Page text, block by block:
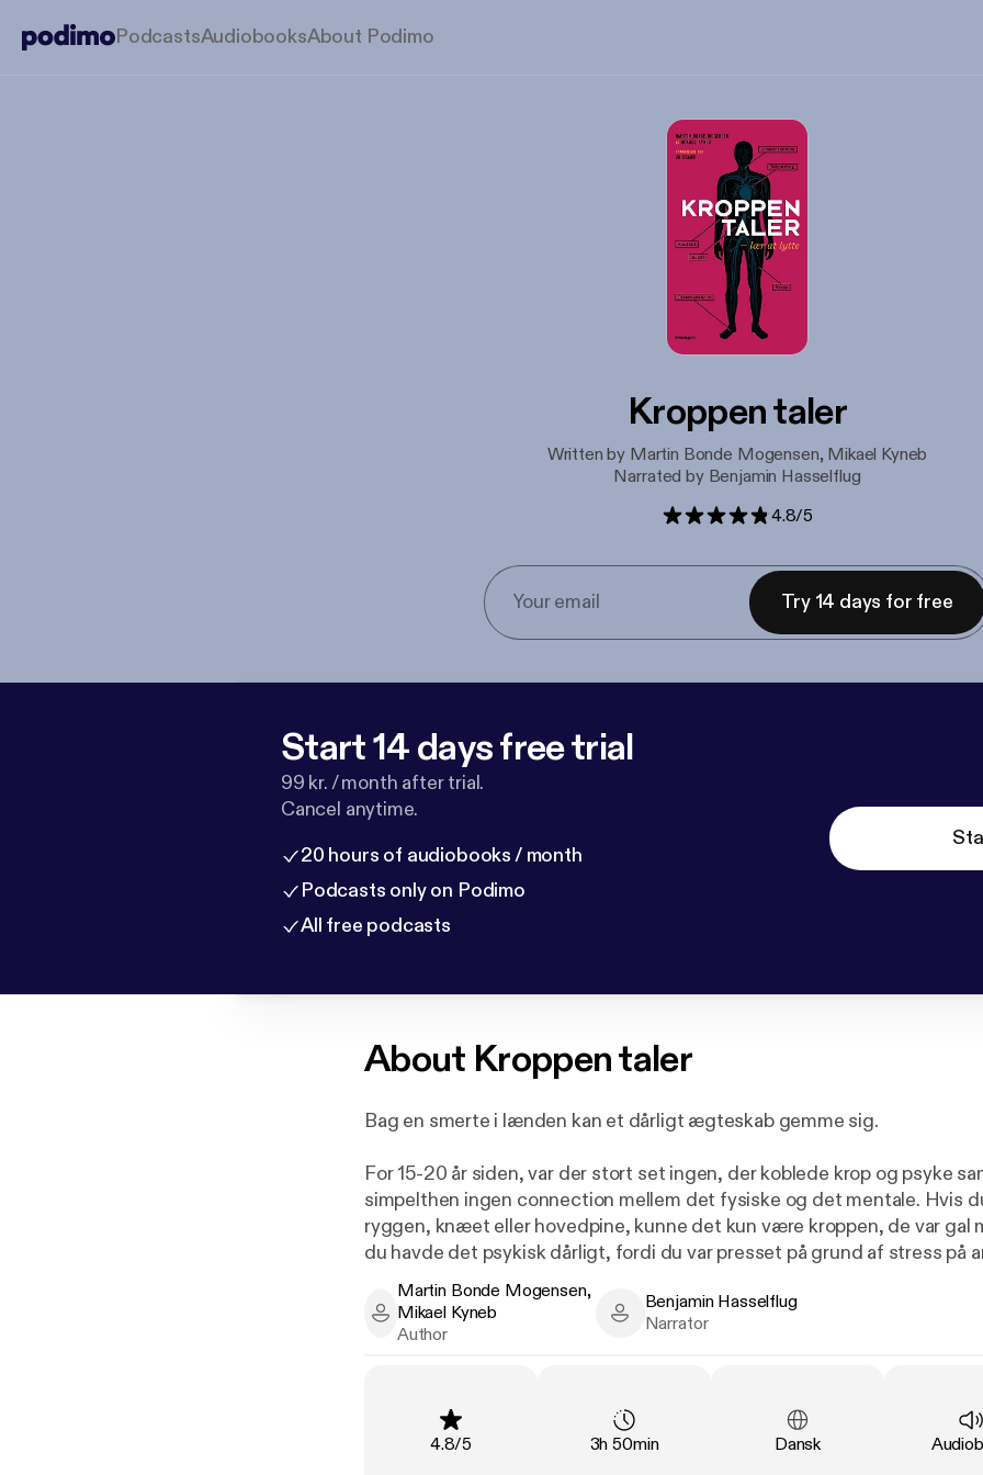
PodcastsAudiobooksAbout Podimo
Kroppen taler
Written by Martin Bonde Mogensen, Mikael Kyneb
Narrated by Benjamin Hasselflug
4.8/5
Try 14 days for free
Start 14 days free trial
99 kr. / month after trial.
Cancel anytime.
20 hours of audiobooks / month
Podcasts only on Podimo
All free podcasts
About Kroppen taler
Bag en smerte i lænden kan et dårligt ægteskab gemme sig.
For 15-20 år siden, var der stort set ingen, der koblede krop og psyke
simpelthen ingen connection mellem det fysiske og det mentale. Hvis
ryggen, knæet eller hovedpine, kunne det kun være kroppen, de var gal
du havde det psykisk dårligt, fordi du var presset på grund af stress på
skilsmisse eller alvorligt syge børn, var det de færreste, der tænkte, at
sig kroppen som smerter. Heldigvis er der sket meget siden, og
sammenhængen mellem krop og psyke er ved at ændre sig.
de signaler kroppen sender dig, så du kan reagere på dem og forstå
mellem krop og psyke. Din krop taler til dig hver dag, og begynder du at
Martin Bonde Mogensen, Mikael Kyneb - Author
Martin Bonde Mogensen,
Mikael Kyneb
Author
Benjamin Hasselflug - Narrator
Benjamin Hasselflug
Narrator
Rating
4.8/5 Duration:
3h 50min Language
Dansk Type: